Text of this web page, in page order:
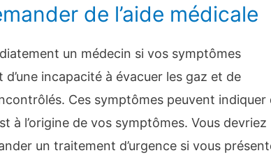
de l’aide médicale
un médecin si vos symptômes
d’une incapacité à évacuer les gaz et de
Ces symptômes peuvent indiquer
à l’origine de vos symptômes. Vous devriez
un traitement d’urgence si vous